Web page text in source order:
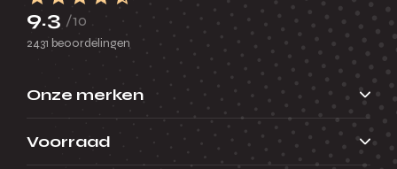
9.3 /10
2431 beoordelingen
Onze merken
Voorraad